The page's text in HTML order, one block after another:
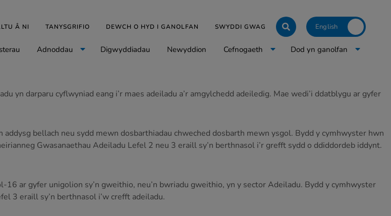
Â NI TANYSGRIFIO DEWCH O HYD I GANOLFAN SWYDDI GWAG Click to toggle
Adnoddau Digwyddiadau Newyddion Cefnogaeth Dod yn ganolfan
yn darparu cyflwyniad eang i’r maes adeiladu a’r amgylchedd adeiledig. Mae wedi’i ddatblygu ar gyfer
bellach neu sydd mewn dosbarthiadau chweched dosbarth mewn ysgol. Bydd y cymhwyster hwn
Gwasanaethau Adeiladu Lefel 2 neu 3 eraill sy’n berthnasol i’r grefft sydd o ddiddordeb iddynt.
ar gyfer unigolion sy’n gweithio, neu’n bwriadu gweithio, yn y sector Adeiladu. Bydd y cymhwyster
3 eraill sy’n berthnasol i’w crefft adeiladu.